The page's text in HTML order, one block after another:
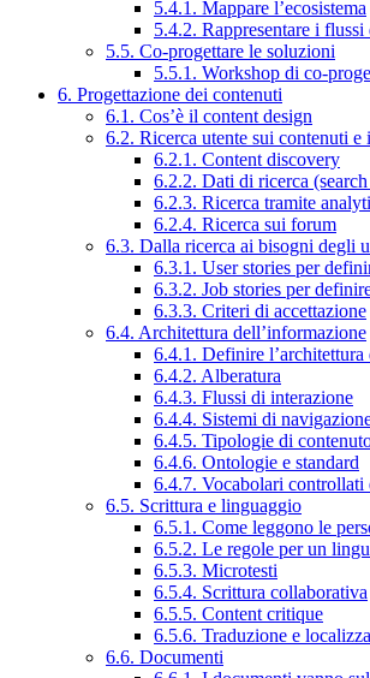
5.4.1. Mappare l’ecosistema
5.4.2. Rappresentare i
5.5. Co-progettare le soluzioni
5.5.1. Workshop di co-
6. Progettazione dei contenuti
6.1. Cos’è il content design
6.2. Ricerca utente sui contenuti
6.2.1. Content discovery
6.2.2. Dati di ricerca
6.2.3. Ricerca tramite
6.2.4. Ricerca sui forum
6.3. Dalla ricerca ai bisogni degli
6.3.1. User stories per
6.3.2. Job stories per
6.3.3. Criteri di accettazione
6.4. Architettura dell’informazione
6.4.1. Definire l’architettura
6.4.2. Alberatura
6.4.3. Flussi di interazione
6.4.4. Sistemi di
6.4.5. Tipologie di
6.4.6. Ontologie e standard
6.4.7. Vocabolari controllati
6.5. Scrittura e linguaggio
6.5.1. Come leggono le
6.5.2. Le regole per un
6.5.3. Microtesti
6.5.4. Scrittura collaborativa
6.5.5. Content critique
6.5.6. Traduzione e
6.6. Documenti